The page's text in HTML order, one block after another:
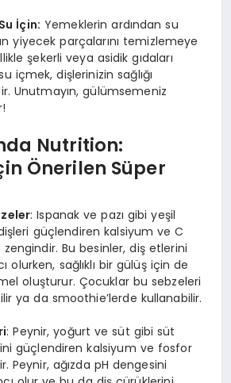
İçin: Yemeklerin ardından su
yiyecek parçalarını temizlemeye
şekerli veya asidik gıdaları
içmek, dişlerinizin sağlığı
Unutmayın, gülümsemeniz
Nutrition:
Önerilen Süper
: Ispanak ve pazı gibi yeşil
güçlendiren kalsiyum ve C
zengindir. Bu besinler, diş etlerini
olurken, sağlıklı bir gülüş için de
oluşturur. Çocuklar bu sebzeleri
ya da smoothie’lerde kullanabilir.
: Peynir, yoğurt ve süt gibi süt
güçlendiren kalsiyum ve fosfor
Peynir, ağızda pH dengesini